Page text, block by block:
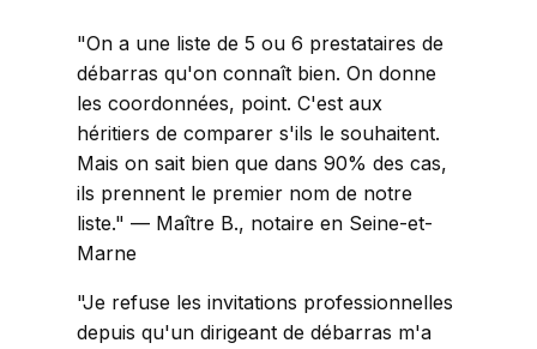
"On a une liste de 5 ou 6 prestataires de
débarras qu'on connaît bien. On donne
les coordonnées, point. C'est aux
héritiers de comparer s'ils le souhaitent.
Mais on sait bien que dans 90% des cas,
ils prennent le premier nom de notre
liste." — Maître B., notaire en Seine-et-
Marne
"Je refuse les invitations professionnelles
depuis qu'un dirigeant de débarras m'a